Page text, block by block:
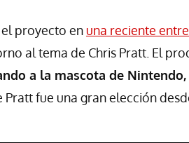
proyecto en una reciente
al tema de Chris Pratt. El
a la mascota de Nintendo,
Pratt fue una gran elección